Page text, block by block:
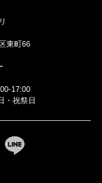
東町66
17:00
・祝祭日